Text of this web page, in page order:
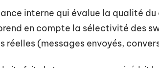
interne qui évalue la qualité
en compte la sélectivité des
réelles (messages envoyés,